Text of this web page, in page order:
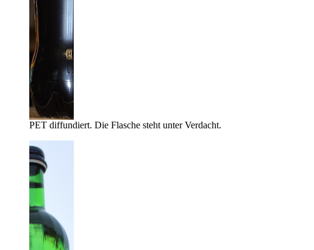
PET diffundiert. Die Flasche steht unter Verdacht.